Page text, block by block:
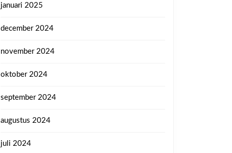
januari 2025
december 2024
november 2024
oktober 2024
september 2024
augustus 2024
juli 2024